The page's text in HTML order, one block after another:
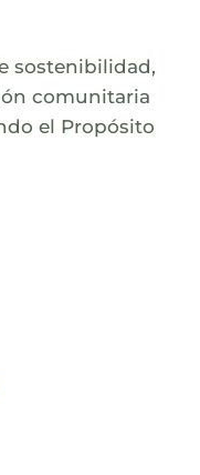
sostenibilidad,
comunitaria
el Propósito